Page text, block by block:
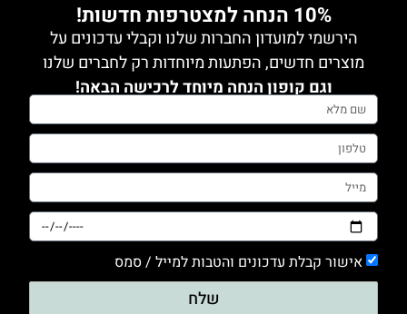
10% הנחה למצטרפות חדשות!
הירשמי למועדון החברות שלנו וקבלי עדכונים על
מוצרים חדשים, הפתעות מיוחדות רק לחברים שלנו
וגם קופון הנחה מיוחד לרכישה הבאה!
אישור קבלת עדכונים והטבות למייל / סמס
שלח